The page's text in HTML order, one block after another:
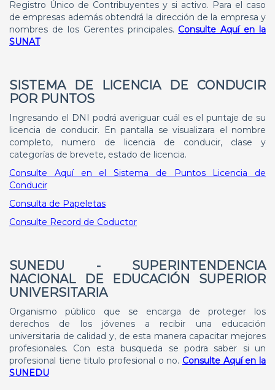
Registro Único de Contribuyentes y si activo. Para el caso
de empresas además obtendrá la dirección de la empresa y
nombres de los Gerentes principales. Consulte Aquí en la
SUNAT
SISTEMA DE LICENCIA DE CONDUCIR
POR PUNTOS
Ingresando el DNI podrá averiguar cuál es el puntaje de su
licencia de conducir. En pantalla se visualizara el nombre
completo, numero de licencia de conducir, clase y
categorías de brevete, estado de licencia.
Consulte Aquí en el Sistema de Puntos Licencia de
Conducir
Consulta de Papeletas
Consulte Record de Coductor
SUNEDU
- SUPERINTENDENCIA
NACIONAL DE EDUCACIÓN SUPERIOR
UNIVERSITARIA
Organismo público que se encarga de proteger los
derechos de los jóvenes a recibir una educación
universitaria de calidad y, de esta manera capacitar mejores
profesionales. Con esta busqueda se podra saber si un
profesional tiene titulo profesional o no. Consulte Aquí en la
SUNEDU